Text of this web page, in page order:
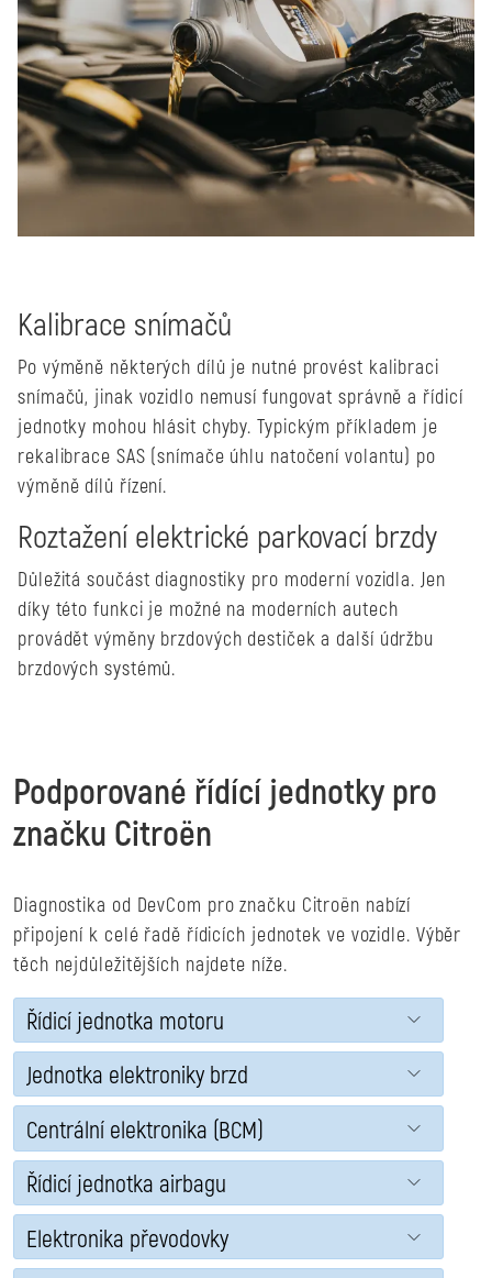
Kalibrace snímačů
Po výměně některých dílů je nutné provést kalibraci
snímačů, jinak vozidlo nemusí fungovat správně a řídicí
jednotky mohou hlásit chyby. Typickým příkladem je
rekalibrace SAS (snímače úhlu natočení volantu) po
výměně dílů řízení.
Roztažení elektrické parkovací brzdy
Důležitá součást diagnostiky pro moderní vozidla. Jen
díky této funkci je možné na moderních autech
provádět výměny brzdových destiček a další údržbu
brzdových systémů.
Podporované řídící jednotky pro
značku Citroën
Diagnostika od DevCom pro značku Citroën nabízí
připojení k celé řadě řídicích jednotek ve vozidle. Výběr
těch nejdůležitějších najdete níže.
Řídicí jednotka motoru
Jednotka elektroniky brzd
Centrální elektronika (BCM)
Řídicí jednotka airbagu
Elektronika převodovky